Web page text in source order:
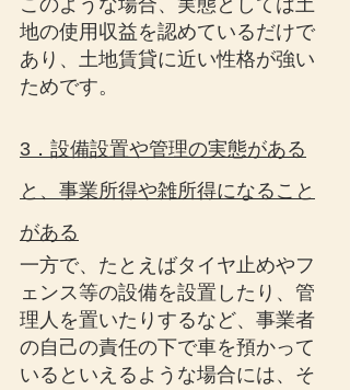
このような場合、実態としては土
地の使用収益を認めているだけで
あり、土地賃貸に近い性格が強い
ためです。
3．設備設置や管理の実態がある
と、事業所得や雑所得になること
がある
一方で、たとえばタイヤ止めやフ
ェンス等の設備を設置したり、管
理人を置いたりするなど、事業者
の自己の責任の下で車を預かって
いるといえるような場合には、そ